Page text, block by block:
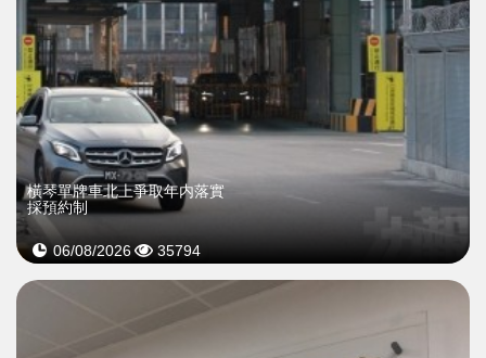
橫琴單牌車北上爭取年内落實
採預約制
06/08/2026 35794